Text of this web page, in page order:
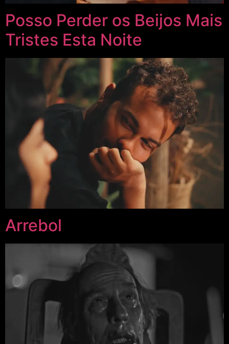
Posso Perder os Beijos Mais
Tristes Esta Noite
Arrebol